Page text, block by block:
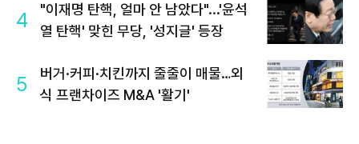
4
"이재명 탄핵, 얼마 안 남았다"...'윤석
열 탄핵' 맞힌 무당, '성지글' 등장
5
버거·커피·치킨까지 줄줄이 매물…외
식 프랜차이즈 M&A '활기'